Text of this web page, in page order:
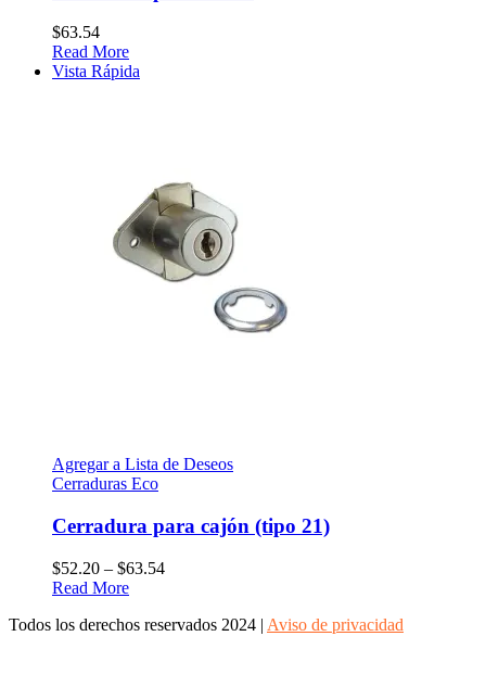
$63.54
Read More
Vista Rápida
Agregar a Lista de Deseos
Cerraduras Eco
Cerradura para cajón (tipo 21)
$52.20 – $63.54
Read More
Todos los derechos reservados 2024 | Aviso de privacidad